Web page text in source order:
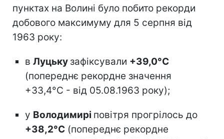
пунктах на Волині було побито рекорди
добового максимуму для 5 серпня від
1963 року:
в Луцьку зафіксували +39,0°С
(попереднє рекордне значення
+33,4°С - від 05.08.1963 року);
у Володимирі повітря прогрілось до
+38,2°С (попереднє рекордне